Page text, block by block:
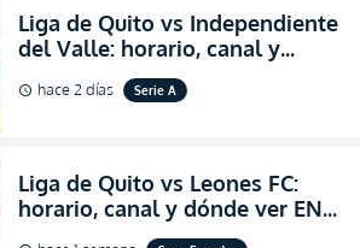
Liga de Quito vs Independiente
del Valle: horario, canal y
dónde ver EN VIVO el
partidazo por la fecha 24 de la
schedule hace 2 días Serie A
Liga de Quito vs Leones FC:
horario, canal y dónde ver EN
VIVO los octavos de final de la